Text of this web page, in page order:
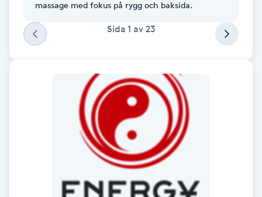
Face framing
Faceliftmassage
massage med fokus på rygg och baksida.
Sida 1 av 23